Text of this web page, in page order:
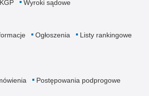
Wyroki sądowe
Ogłoszenia
Listy rankingowe
Postępowania podprogowe